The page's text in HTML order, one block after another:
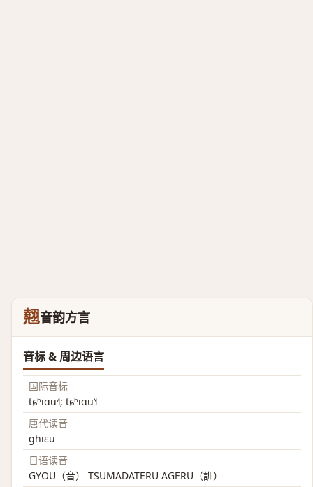
翹音韵方言
音标 & 周边语言
国际音标
tɕʰiɑu˧˥; tɕʰiɑu˥˧
唐代读音
ghiɛu
日语读音
GYOU（音） TSUMADATERU AGERU（訓）